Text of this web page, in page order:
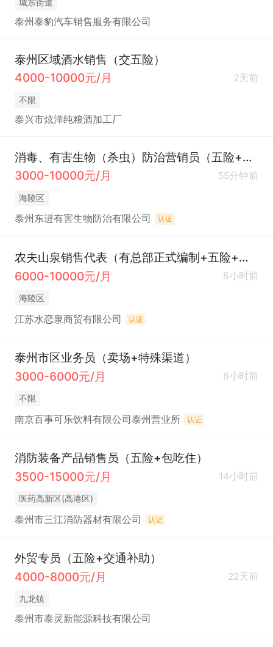
泰州泰豹汽车销售服务有限公司
泰州区域酒水销售（交五险）
4000-10000元/月
2天前
不限
泰兴市炫洋纯粮酒加工厂
消毒、有害生物（杀虫）防治营销员（五险+带薪培训+工作地点：海陵区）
3000-10000元/月
55分钟前
海陵区
泰州东进有害生物防治有限公司 认证
农夫山泉销售代表（有总部正式编制+五险+年终奖）
6000-10000元/月
8小时前
海陵区
江苏水恋泉商贸有限公司 认证
泰州市区业务员（卖场+特殊渠道）
3000-6000元/月
8小时前
不限
南京百事可乐饮料有限公司泰州营业所 认证
消防装备产品销售员（五险+包吃住）
3500-15000元/月
14小时前
医药高新区(高港区)
泰州市三江消防器材有限公司 认证
外贸专员（五险+交通补助）
4000-8000元/月
22天前
九龙镇
泰州市泰灵新能源科技有限公司